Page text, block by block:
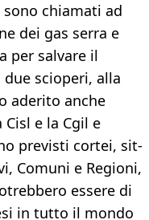
chiamati ad
dei gas serra e
per salvare il
scioperi, alla
aderito anche
e la Cgil e
previsti cortei, sit-
Comuni e Regioni,
essere di
in tutto il mondo